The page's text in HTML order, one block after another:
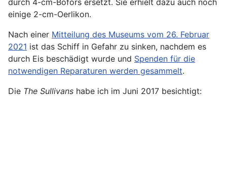
durch 4-cm-Bofors ersetzt. Sie erhielt dazu auch noch
einige 2-cm-Oerlikon.
Nach einer Mitteilung des Museums vom 26. Februar
2021 ist das Schiff in Gefahr zu sinken, nachdem es
durch Eis beschädigt wurde und Spenden für die
notwendigen Reparaturen werden gesammelt.
Die The Sullivans habe ich im Juni 2017 besichtigt: